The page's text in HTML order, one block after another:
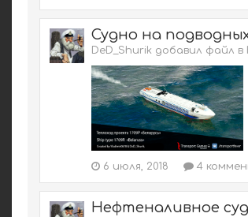
Судно на
DeD_Shurik добавил файл в
6 июля, 2018 4
Нефтеналивное